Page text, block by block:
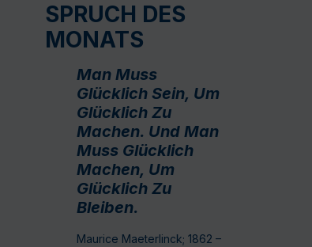
SPRUCH DES
MONATS
Man Muss
Glücklich Sein, Um
Glücklich Zu
Machen. Und Man
Muss Glücklich
Machen, Um
Glücklich Zu
Bleiben.
Maurice Maeterlinck; 1862 –